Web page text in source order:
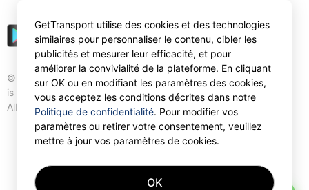
© Gettransport International Limited. GetTransport®
is trademark of Gettransport International Limited.
All rights reserved.
GetTransport utilise des cookies et des technologies
similaires pour personnaliser le contenu, cibler les
publicités et mesurer leur efficacité, et pour
améliorer la convivialité de la plateforme. En cliquant
sur OK ou en modifiant les paramètres des cookies,
vous acceptez les conditions décrites dans notre
Politique de confidentialité. Pour modifier vos
paramètres ou retirer votre consentement, veuillez
mettre à jour vos paramètres de cookies.
OK